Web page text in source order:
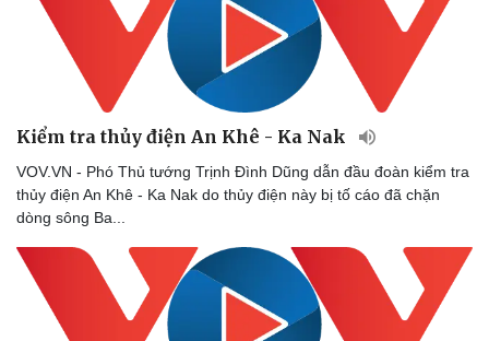
Kiểm tra thủy điện An Khê - Ka Nak
VOV.VN - Phó Thủ tướng Trịnh Đình Dũng dẫn đầu đoàn kiểm tra
thủy điện An Khê - Ka Nak do thủy điện này bị tố cáo đã chặn
dòng sông Ba...